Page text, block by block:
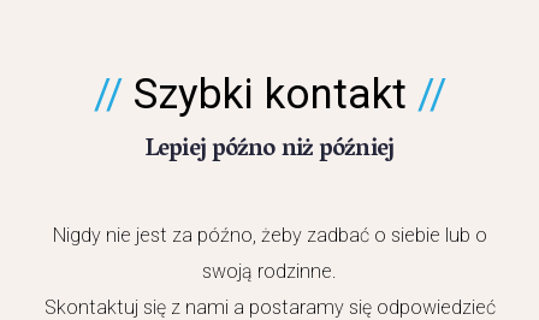
Szybki kontakt
Lepiej późno niż później
Nigdy nie jest za późno, żeby zadbać o siebie lub o
swoją rodzinne.
Skontaktuj się z nami a postaramy się odpowiedzieć